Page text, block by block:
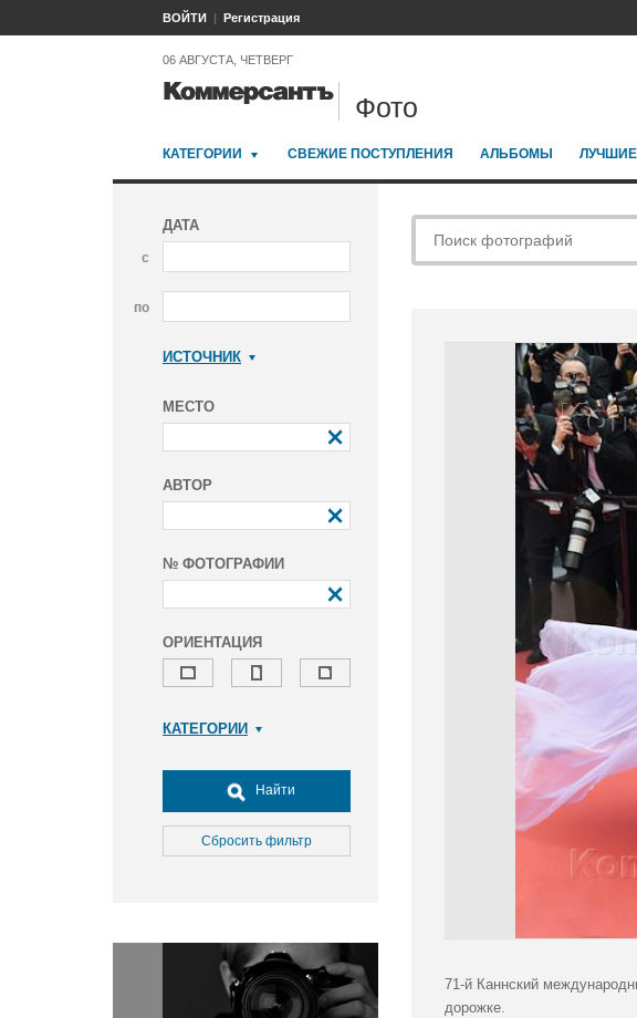
ВОЙТИ Регистрация
06 АВГУСТА, ЧЕТВЕРГ
Фото
КАТЕГОРИИ СВЕЖИЕ ПОСТУПЛЕНИЯ АЛЬБОМЫ
ДАТА
с
по
ИСТОЧНИК
МЕСТО
АВТОР
№ ФОТОГРАФИИ
ОРИЕНТАЦИЯ
КАТЕГОРИИ
Досуг, туризм и отдых
Культура
Медицина
Окружающая среда
Политика
Правосудие
Найти
Сбросить фильтр
71-й Каннский
дорожке.